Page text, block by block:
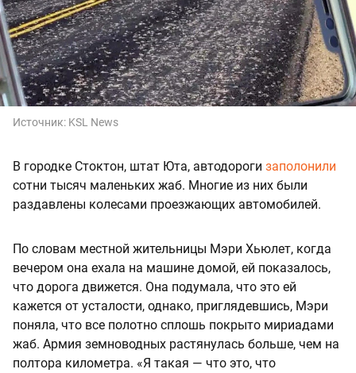
Источник: KSL News
В городке Стоктон, штат Юта, автодороги заполонили
сотни тысяч маленьких жаб. Многие из них были
раздавлены колесами проезжающих автомобилей.
По словам местной жительницы Мэри Хьюлет, когда
вечером она ехала на машине домой, ей показалось,
что дорога движется. Она подумала, что это ей
кажется от усталости, однако, приглядевшись, Мэри
поняла, что все полотно сплошь покрыто мириадами
жаб. Армия земноводных растянулась больше, чем на
полтора километра. «Я такая — что это, что